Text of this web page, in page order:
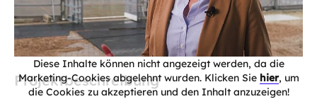
Diese Inhalte können nicht angezeigt werden, da die
Marketing-Cookies abgelehnt wurden. Klicken Sie hier, um
die Cookies zu akzeptieren und den Inhalt anzuzeigen!
Projektbeschreibung